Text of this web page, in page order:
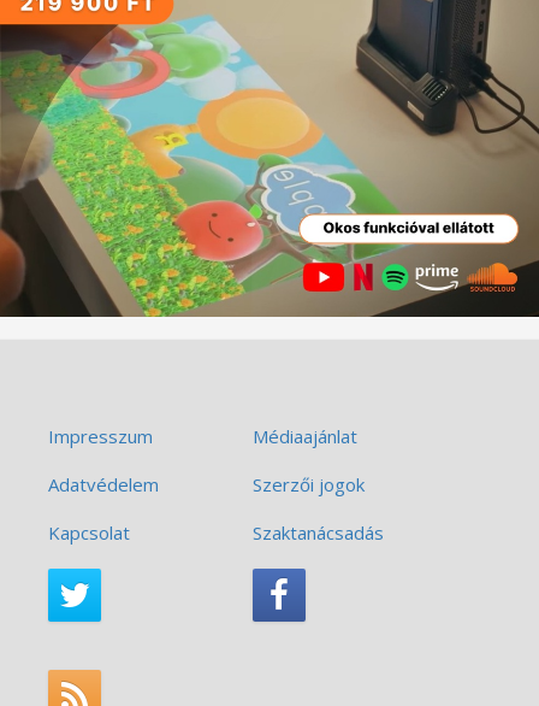
Impresszum
Médiaajánlat
Adatvédelem
Szerzői jogok
Kapcsolat
Szaktanácsadás